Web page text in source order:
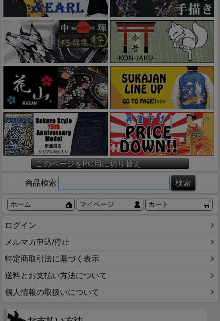
このページをPC用に切り替え
商品検索
ホーム マイページ カート
ログイン
メルマガ申込/停止
特定商取引法に基づく表示
送料とお支払い方法について
個人情報の取扱いについて